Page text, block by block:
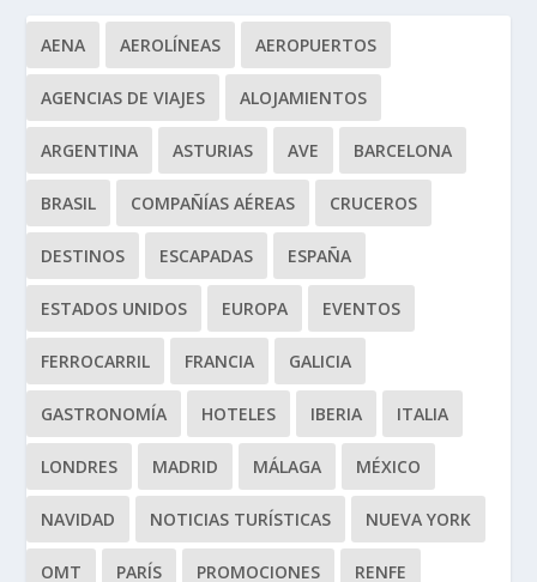
AENA AEROLÍNEAS AEROPUERTOS
AGENCIAS DE VIAJES ALOJAMIENTOS
ARGENTINA ASTURIAS AVE BARCELONA
BRASIL COMPAÑÍAS AÉREAS CRUCEROS
DESTINOS ESCAPADAS ESPAÑA
ESTADOS UNIDOS EUROPA EVENTOS
FERROCARRIL FRANCIA GALICIA
GASTRONOMÍA HOTELES IBERIA ITALIA
LONDRES MADRID MÁLAGA MÉXICO
NAVIDAD NOTICIAS TURÍSTICAS NUEVA YORK
OMT PARÍS PROMOCIONES RENFE